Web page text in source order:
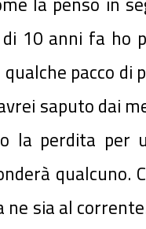
10 anni fa ho
pacco di
saputo dai
la perdita
ne sia al